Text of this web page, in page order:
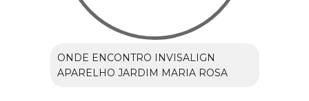
ONDE ENCONTRO INVISALIGN
APARELHO JARDIM MARIA ROSA